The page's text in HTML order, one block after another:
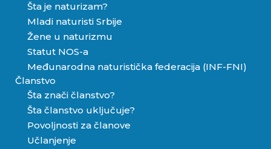
Šta je naturizam?
Mladi naturisti Srbije
Žene u naturizmu
Statut NOS-a
Međunarodna naturistička federacija (INF-FNI)
Članstvo
Šta znači članstvo?
Šta članstvo uključuje?
Povoljnosti za članove
Učlanjenje